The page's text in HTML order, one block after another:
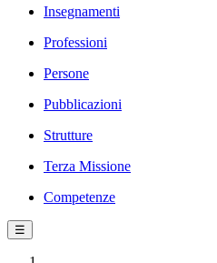
Insegnamenti
Professioni
Persone
Pubblicazioni
Strutture
Terza Missione
Competenze
☰